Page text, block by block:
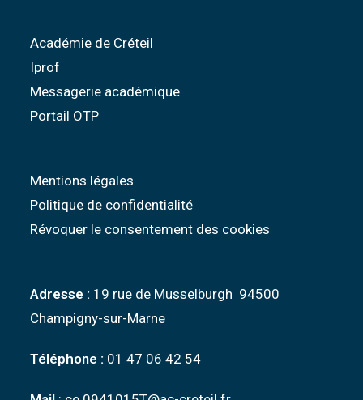
Académie de Créteil
Iprof
Messagerie académique
Portail OTP
Mentions légales
Politique de confidentialité
Révoquer le consentement des cookies
Adresse : 19 rue de Musselburgh 94500
Champigny-sur-Marne
Téléphone : 01 47 06 42 54